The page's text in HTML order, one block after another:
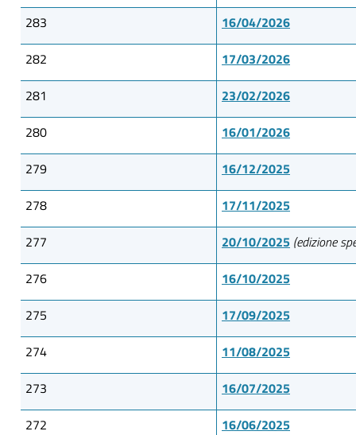
283
16/04/2026
282
17/03/2026
281
23/02/2026
280
16/01/2026
279
16/12/2025
278
17/11/2025
277
20/10/2025 (edizione
276
16/10/2025
275
17/09/2025
274
11/08/2025
273
16/07/2025
272
16/06/2025